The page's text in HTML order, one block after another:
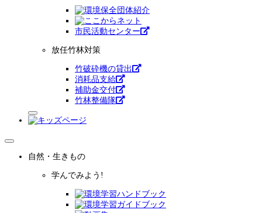
市⺠活動センター
放任竹林対策
竹破砕機の貸出
消耗品支給
補助金交付
竹林整備隊
自然・生きもの
学んでみよう!